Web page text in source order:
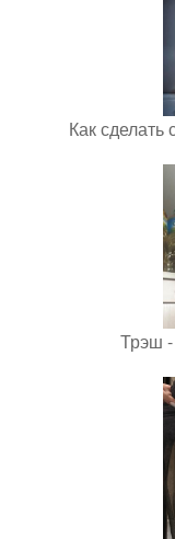
Как сделать
Трэш -